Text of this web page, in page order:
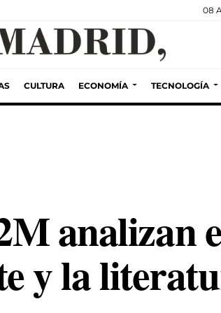
08
CULTURA ECONOMÍA TECNOLOGÍA
analizan
y la